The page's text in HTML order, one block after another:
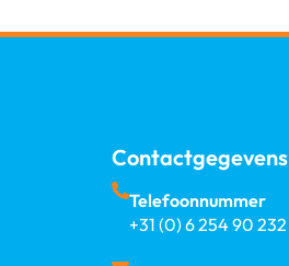
Contactgegevens
Telefoonnummer
+31 (0) 6 254 90 232